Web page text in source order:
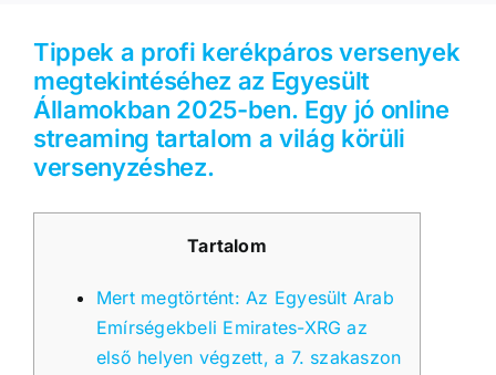
Tippek a profi kerékpáros versenyek
megtekintéséhez az Egyesült
Államokban 2025-ben. Egy jó online
streaming tartalom a világ körüli
versenyzéshez.
Tartalom
Mert megtörtént: Az Egyesült Arab
Emírségekbeli Emirates-XRG az
első helyen végzett, a 7. szakaszon